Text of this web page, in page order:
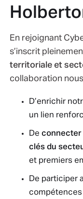
En rejoignant
s’inscrit
territoriale et
collaboration
D’enrichir
un lien
De connecter
clés du
et premiers
De participer
compétences